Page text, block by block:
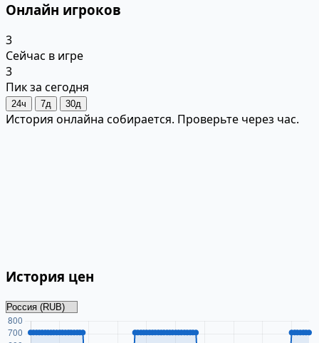
Онлайн игроков
3
Сейчас в игре
3
Пик за сегодня
24ч 7д 30д
История онлайна собирается. Проверьте через час.
История цен